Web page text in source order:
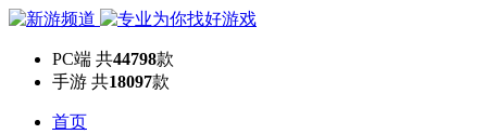
PC端 共44798款
手游 共18097款
首页